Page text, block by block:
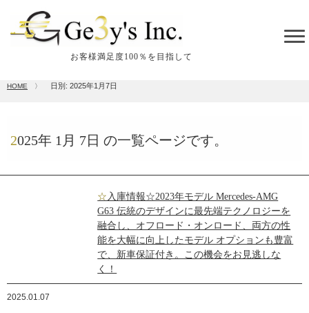
お客様満足度100％を目指して
HOME 〉 日別: 2025年1月7日
2025年 1月 7日 の一覧ページです。
☆入庫情報☆2023年モデル Mercedes-AMG
G63 伝統のデザインに最先端テクノロジーを
融合し、オフロード・オンロード、両方の性
能を大幅に向上したモデル オプションも豊富
で、新車保証付き。この機会をお見逃しな
く！
2025.01.07